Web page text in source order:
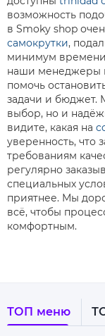
возможность
в Smoky shop
самокрутки,
минимум
наши менеджеры
помочь
задачи и бюджет.
выбор, но и
видите, какая на
уверенность, что
требованиям
регулярно
специальных
приятнее. Мы
всё, чтобы
комфортным.
ТОП меню